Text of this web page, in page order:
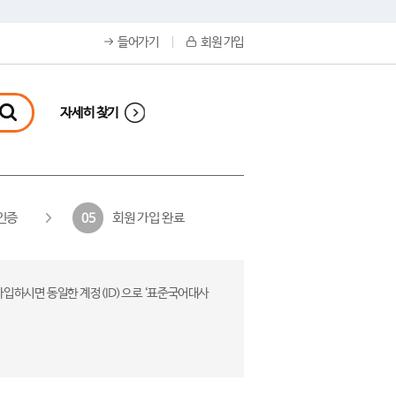
들어가기 회원 가입
자세히 찾기
증 05 회원 가입 완료
하시면 동일한 계정(ID)으로 ‘표준국어대사